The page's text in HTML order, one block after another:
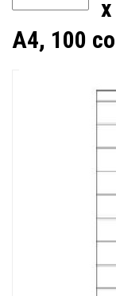
A4, 100